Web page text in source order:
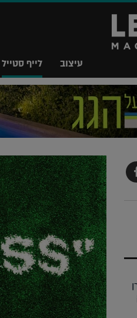
עיצוב לייף סטייל
שתף
ב-
Facebook